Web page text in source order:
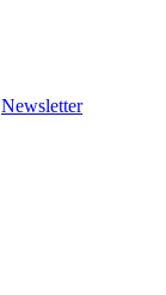
Newsletter